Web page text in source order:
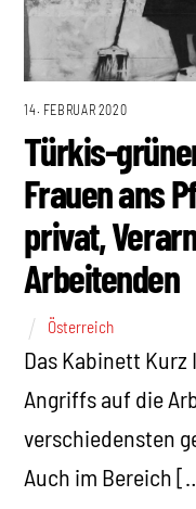
14. FEBRUAR 2020
Türkis-
Frauen ans
privat,
Arbeitenden
Österreich
Das Kabinett Kurz
Angriffs auf die
verschiedensten
Auch im Bereich